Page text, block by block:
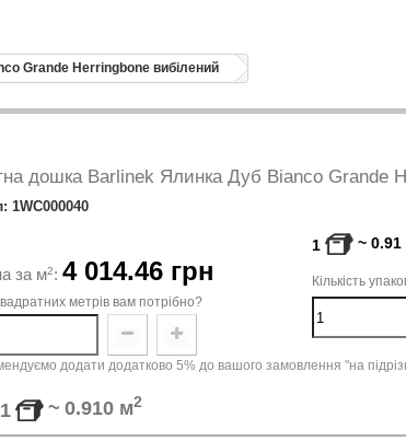
Grande Herringbone вибілений
дошка Barlinek Ялинка Дуб Bianco Grande
1WC000040
за м2: 4 014.46 грн
1 ~ 0.91
Кількість
метрів вам потрібно?
додати додатково 5% до вашого замовлення "на
1 ~ 0.910 м2